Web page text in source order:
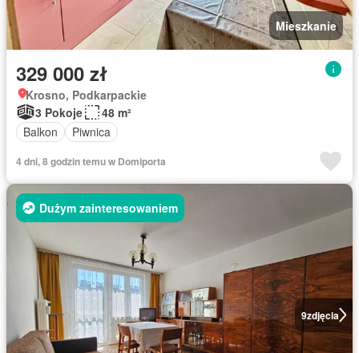
Mieszkanie
329 000 zł
Krosno, Podkarpackie
3 Pokoje
48 m²
Balkon
Piwnica
4 dni, 8 godzin temu w Domiporta
9zdjęcia
Dużym zainteresowaniem